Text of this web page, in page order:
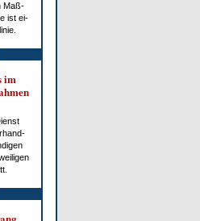
Maß­
ist ei­
im